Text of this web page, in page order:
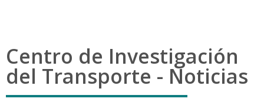
Centro de Investigación
del Transporte - Noticias